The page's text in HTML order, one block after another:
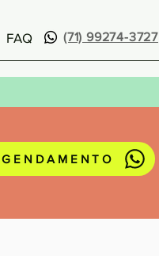
FAQ (71) 99274-3727